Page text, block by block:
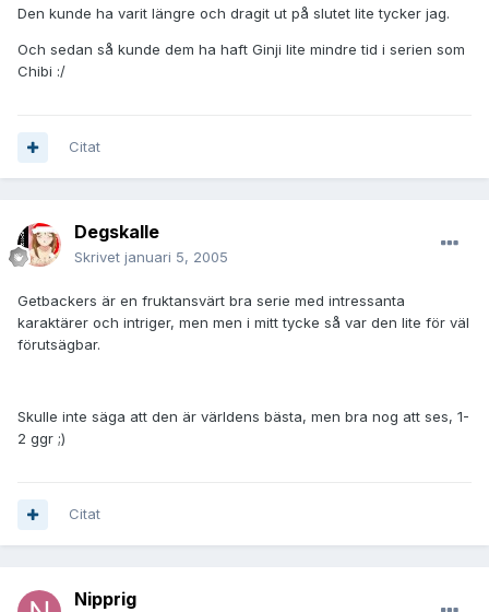
Den kunde ha varit längre och dragit ut på slutet lite tycker jag.
Och sedan så kunde dem ha haft Ginji lite mindre tid i serien som
Chibi :/
Citat
Degskalle
Skrivet januari 5, 2005
Getbackers är en fruktansvärt bra serie med intressanta
karaktärer och intriger, men men i mitt tycke så var den lite för väl
förutsägbar.
Skulle inte säga att den är världens bästa, men bra nog att ses, 1-
2 ggr ;)
Citat
Nipprig